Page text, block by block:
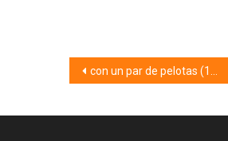
Navegación
con un par de pelotas (16/12/19)